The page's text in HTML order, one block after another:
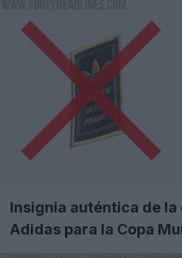
Insignia auténtica de
Adidas para la Copa